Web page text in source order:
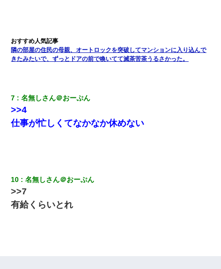
発見。しかも「ヒィ～」みたいな声も聞こえてきたので気になっ
て近寄ったら女の子がおっさんの下敷きになってた
我が家のガレージに見知らぬ車。俺「もしもし、玄関にもシャッ
ターリモコンあるだろ？DOWNのボタン押してｗ」→ 待つこと１
時間弱・・・
童貞俺、宅飲みした女友達2人を家に泊めた結果ｗｗｗｗｗｗ
生保レディと行為する為に駆け引きしてみた結果ｗｗｗｗｗｗｗ
隣の部屋の住民の母親、オートロックを突破してマンションに入り込んで
きたみたいで、ずっとドアの前で喚いてて滅茶苦茶うるさかった。
7 名無しさん＠おーぷん
>>4
仕事が忙しくてなかなか休めない
10 名無しさん＠おーぷん
>>7
有給くらいとれ